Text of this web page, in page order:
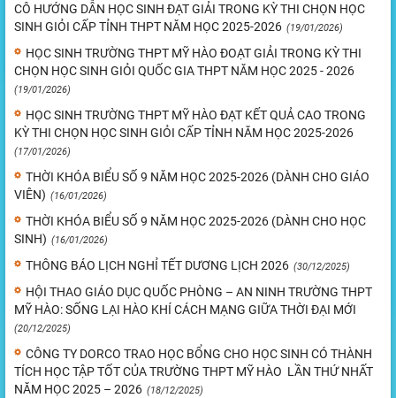
CÔ HƯỚNG DẪN HỌC SINH ĐẠT GIẢI TRONG KỲ THI CHỌN HỌC
SINH GIỎI CẤP TỈNH THPT NĂM HỌC 2025-2026 (19/01/2026)
HỌC SINH TRƯỜNG THPT MỸ HÀO ĐOẠT GIẢI TRONG KỲ THI
CHỌN HỌC SINH GIỎI QUỐC GIA THPT NĂM HỌC 2025 - 2026
(19/01/2026)
HỌC SINH TRƯỜNG THPT MỸ HÀO ĐẠT KẾT QUẢ CAO TRONG
KỲ THI CHỌN HỌC SINH GIỎI CẤP TỈNH NĂM HỌC 2025-2026
(17/01/2026)
THỜI KHÓA BIỂU SỐ 9 NĂM HỌC 2025-2026 (DÀNH CHO GIÁO
VIÊN) (16/01/2026)
THỜI KHÓA BIỂU SỐ 9 NĂM HỌC 2025-2026 (DÀNH CHO HỌC
SINH) (16/01/2026)
THÔNG BÁO LỊCH NGHỈ TẾT DƯƠNG LỊCH 2026 (30/12/2025)
HỘI THAO GIÁO DỤC QUỐC PHÒNG – AN NINH TRƯỜNG THPT
MỸ HÀO: SỐNG LẠI HÀO KHÍ CÁCH MẠNG GIỮA THỜI ĐẠI MỚI
(20/12/2025)
CÔNG TY DORCO TRAO HỌC BỔNG CHO HỌC SINH CÓ THÀNH
TÍCH HỌC TẬP TỐT CỦA TRƯỜNG THPT MỸ HÀO LẦN THỨ NHẤT
NĂM HỌC 2025 – 2026 (18/12/2025)